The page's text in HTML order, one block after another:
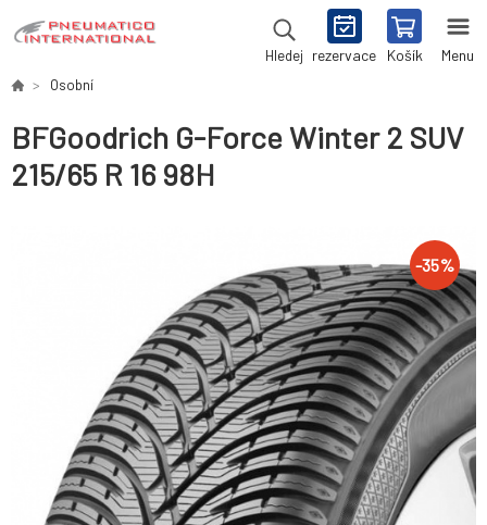
Hledej rezervace Košík Menu
Osobní
BFGoodrich G-Force Winter 2 SUV
215/65 R 16 98H
-35%